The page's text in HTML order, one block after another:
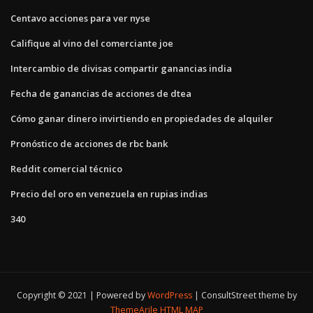
Centavo acciones para ver nyse
Califique al vino del comerciante joe
Intercambio de divisas compartir ganancias india
Fecha de ganancias de acciones de dtea
Cómo ganar dinero invirtiendo en propiedades de alquiler
Pronóstico de acciones de rbc bank
Reddit comercial técnico
Precio del oro en venezuela en rupias indias
340
Copyright © 2021 | Powered byWordPress
ConsultStreet theme by
ThemeArile HTML MAP